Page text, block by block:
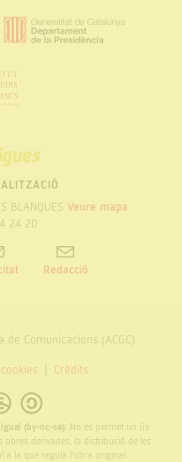
BLANQUES Veure mapa
24 20
Redacció
Comunicacions (ACGC)
Crèdits
(by-nc-sa): No es permet un ús
obres derivades, la distribució de les
la que regula l’obra original.